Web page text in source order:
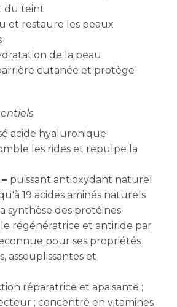
du teint
et restaure les peaux
de la peau
cutanée et protège
acide hyaluronique
les rides et repulpe la
puissant antioxydant naturel
19 acides aminés naturels
synthèse des protéines
régénératrice et antiride par
pour ses propriétés
assouplissantes et
réparatrice et apaisante ;
; concentré en vitamines